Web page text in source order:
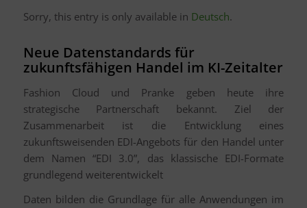
Sorry, this entry is only available in Deutsch.
Neue Datenstandards für
zukunftsfähigen Handel im KI-Zeitalter
Fashion Cloud und Pranke geben heute ihre
strategische Partnerschaft bekannt. Ziel der
Zusammenarbeit ist die Entwicklung eines
zukunftsweisenden EDI-Angebots für den Handel unter
dem Namen “EDI 3.0”, das klassische EDI-Formate
grundlegend weiterentwickelt
Daten bilden die Grundlage für alle Anwendungen im